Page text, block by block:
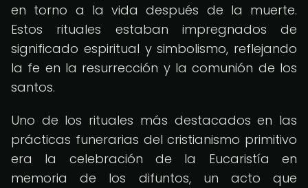
en torno a la vida después de la muerte.
Estos rituales estaban impregnados de
significado espiritual y simbolismo, reflejando
la fe en la resurrección y la comunión de los
santos.
Uno de los rituales más destacados en las
prácticas funerarias del cristianismo primitivo
era la celebración de la Eucaristía en
memoria de los difuntos, un acto que